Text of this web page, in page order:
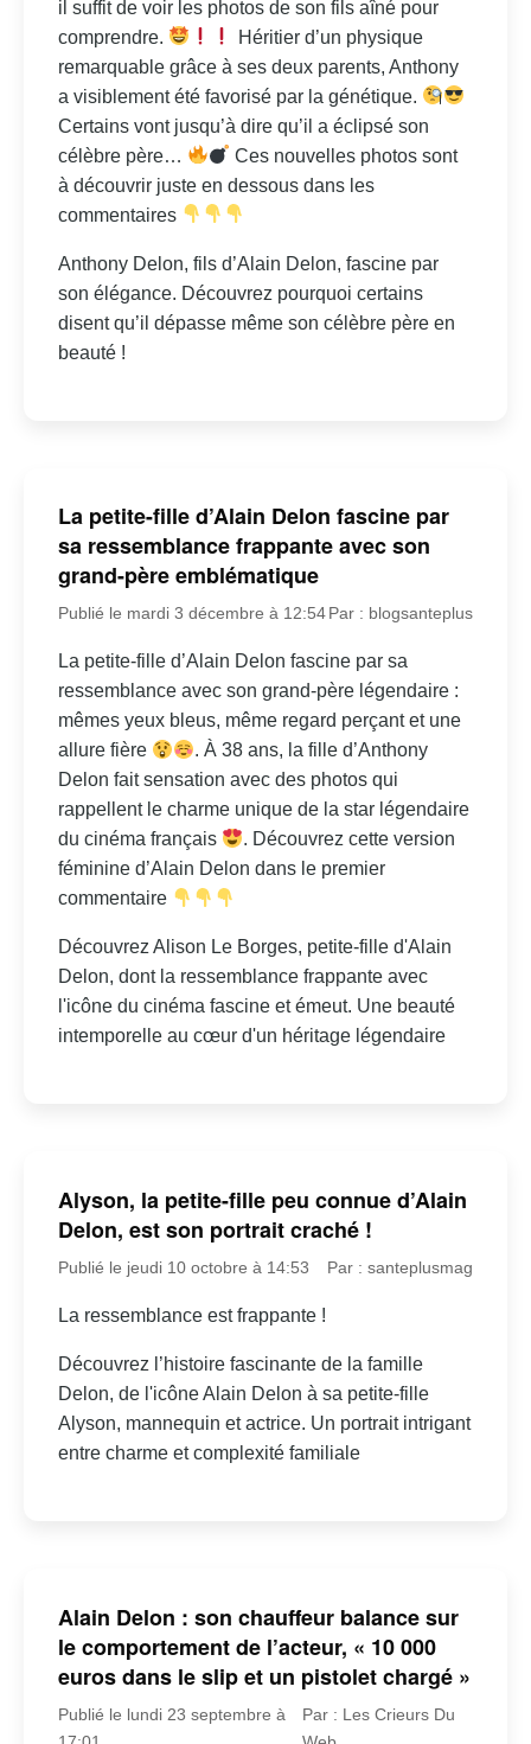
il suffit de voir les photos de son fils aîné pour
comprendre.
Héritier d’un physique
remarquable grâce à ses deux parents, Anthony
a visiblement été favorisé par la génétique.
Certains vont jusqu’à dire qu’il a éclipsé son
célèbre père…
Ces nouvelles photos sont
à découvrir juste en dessous dans les
commentaires
Anthony Delon, fils d’Alain Delon, fascine par
son élégance. Découvrez pourquoi certains
disent qu’il dépasse même son célèbre père en
beauté !
La petite-fille d’Alain Delon fascine par
sa ressemblance frappante avec son
grand-père emblématique
Publié le mardi 3 décembre à 12:54 Par : blogsanteplus
La petite-fille d’Alain Delon fascine par sa
ressemblance avec son grand-père légendaire :
mêmes yeux bleus, même regard perçant et une
allure fière
. À 38 ans, la fille d’Anthony
Delon fait sensation avec des photos qui
rappellent le charme unique de la star légendaire
du cinéma français
. Découvrez cette version
féminine d’Alain Delon dans le premier
commentaire
Découvrez Alison Le Borges, petite-fille d'Alain
Delon, dont la ressemblance frappante avec
l'icône du cinéma fascine et émeut. Une beauté
intemporelle au cœur d'un héritage légendaire
Alyson, la petite-fille peu connue d’Alain
Delon, est son portrait craché !
Publié le jeudi 10 octobre à 14:53 Par : santeplusmag
La ressemblance est frappante !
Découvrez l’histoire fascinante de la famille
Delon, de l'icône Alain Delon à sa petite-fille
Alyson, mannequin et actrice. Un portrait intrigant
entre charme et complexité familiale
Alain Delon : son chauffeur balance sur
le comportement de l’acteur, « 10 000
euros dans le slip et un pistolet chargé »
Publié le lundi 23 septembre à
Par : Les Crieurs Du